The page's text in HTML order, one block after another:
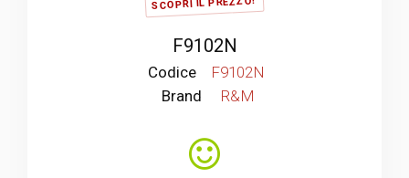
F9102N
Codice
F9102N
Brand
R&M